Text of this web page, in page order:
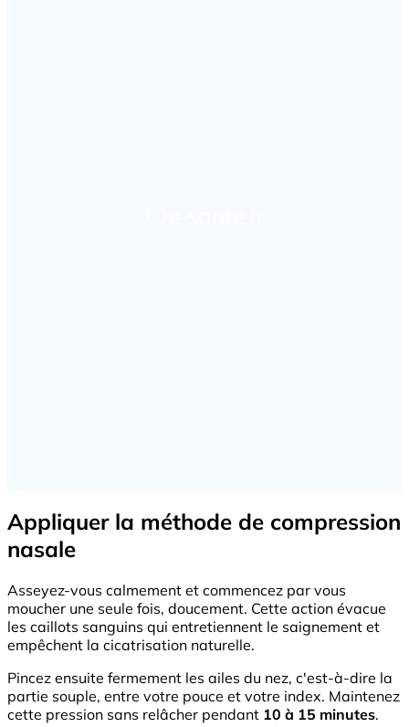
Appliquer la méthode de compression
nasale
Asseyez-vous calmement et commencez par vous
moucher une seule fois, doucement. Cette action évacue
les caillots sanguins qui entretiennent le saignement et
empêchent la cicatrisation naturelle.
Pincez ensuite fermement les ailes du nez, c'est-à-dire la
partie souple, entre votre pouce et votre index. Maintenez
cette pression sans relâcher pendant 10 à 15 minutes.